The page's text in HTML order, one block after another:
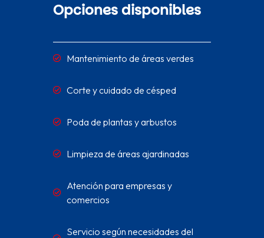
Opciones disponibles
Mantenimiento de áreas verdes
Corte y cuidado de césped
Poda de plantas y arbustos
Limpieza de áreas ajardinadas
Atención para empresas y
comercios
Servicio según necesidades del